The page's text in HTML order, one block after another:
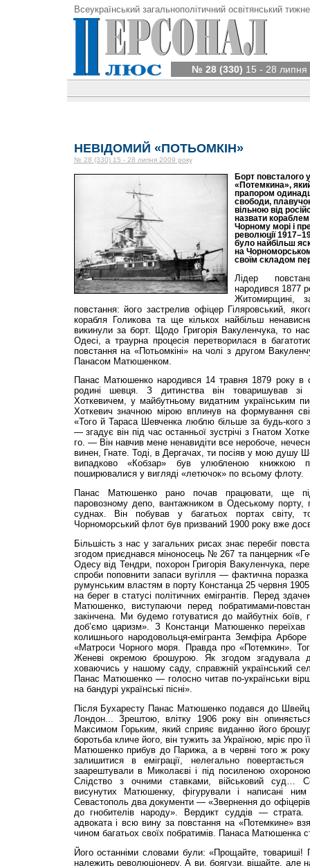
Всеукраїнський загальнополітичний освітянський
№ 28 (330) 15 - 28 липня
НЕВІДОМИЙ «ПОТЬОМКІН»
№ 28 (330) 15 - 28 липня 2009 року
Борт повсталого
«Потемкина»,
прапором
свободи,
вільною від
назвати кораблем
Чорному морі і
революції
було найбільш
на
своїм складом
Лідер
народився 1877
Житомирщині,
повстання: його застрелив офіцер Гіляровський,
корабля Голикова та ще кількох найбільш
викинули за борт. Щодо Григорія Вакуленчука, то
Одесі, а траурна процесія перетворилася в
повстання на «Потьомкіні» на чолі з другом
Панасом Матюшенком.
Панас Матюшенко народився 14 травня 1879 року в
родині шевця. З дитинства він товаришував зі
Хоткевичем, у майбутньому видатним українським
Хоткевич значною мірою вплинув на формування
«Того й Тараса Шевченка люблю більше за будь-кого
— згадує він під час останньої зустрічі з Гнатом
го. — Він навчив мене ненавидіти все неробоче,
винен, Гнате. Тоді, в Дергачах, ти посіяв у мою душу
випадково «Кобзар» був улюбленою книжкою
поширювалися у вигляді «летючок» по всьому флоту.
Панас Матюшенко рано почав працювати, ще
паровозному депо, вантажником в Одеському порту,
суднах. Він побував у багатьох портах світу,
Чорноморський флот був призваний 1900 року вже
Більшість з нас у загальних рисах знає перебіг
згодом приєднався міноносець № 267 та панцерник
Одесу від Тендри, похорон Григорія Вакуленчука,
спроби поповнити запаси вугілля — фактична
румунським властям в порту Констанца 25 червня
на берег в статусі політичних емігрантів. Перед
Матюшенко, виступаючи перед побратимами-
закінчена. Ми будемо готуватися до майбутніх боїв,
доб’ємо царизм». З Констанци Матюшенко
колишнього народовольця-емігранта Земфіра
«Матроси Чорного моря. Правда про «Потемкин».
Женеві окремою брошурою. Як згодом згадувала
ховаючись у нашому саду, справжній український
Панас Матюшенко — голосно читав по-українськи
на бандурі українські пісні».
Після Бухаресту Панас Матюшенко подався до
Лондон... Зрештою, влітку 1906 року він
Максимом Горьким, який сприяє виданню його
боротьба кличе його, він тужить за Україною, мріє про
Матюшенко прибув до Парижа, а в червні того ж
залишитися в еміграції, нелегально
заарештували в Миколаєві і під посиленою
Слідство з очними ставками, військовий суд…
висунутих Матюшенку, фігурували і написані ним
Севастополь два документи — «Звернення до
до гнобителів народу». Вердикт суддів — страта.
адвоката і всю вину за повстання на «Потемкине»
чином багатьох своїх побратимів. Панаса Матюшенка
Його останніми словами були: «Прощайте, товариші!
належить революціонеру. А ви, боягузи, вішайте, але